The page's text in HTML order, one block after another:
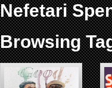
Nefetari
Browsing